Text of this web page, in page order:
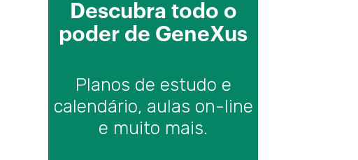
Controles: controles especializados e controles associados a objetos
Controles: Transformações
Múltiplos layouts por objeto
Estilo de navegação da aplicação móvel
Descubra todo o
poder de GeneXus
Planos de estudo e
calendário, aulas on-line
e muito mais.